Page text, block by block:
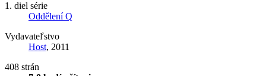
1. diel série
Oddělení Q
Vydavateľstvo
Host, 2011
408 strán